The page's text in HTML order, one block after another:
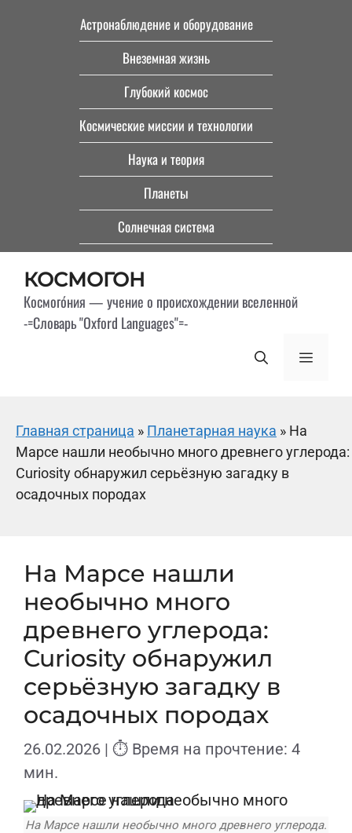
Астронаблюдение и оборудование
Внеземная жизнь
Глубокий космос
Космические миссии и технологии
Наука и теория
Планеты
Солнечная система
КОСМОГОН
Космого́ния — учение о происхождении вселенной
-=Словарь "Oxford Languages"=-
Меню
Главная страница » Планетарная наука » На
Марсе нашли необычно много древнего углерода:
Curiosity обнаружил серьёзную загадку в
осадочных породах
На Марсе нашли
необычно много
древнего углерода:
Curiosity обнаружил
серьёзную загадку в
осадочных породах
26.02.2026 | ⏱ Время на прочтение: 4
мин.
На Марсе нашли необычно много древнего углерода.